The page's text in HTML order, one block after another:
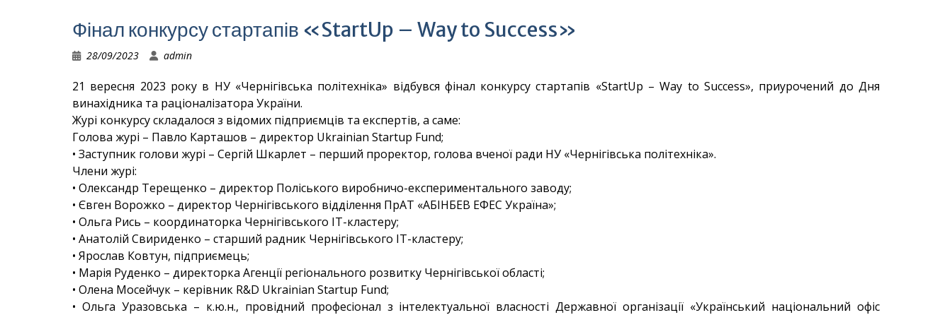
Фінал конкурсу стартапів «StartUp – Way to Success»
28/09/2023 admin
21 вересня 2023 року в НУ «Чернігівська політехніка» відбувся фінал конкурсу стартапів «StartUp – Way to Success», приурочений до Дня
винахідника та раціоналізатора України.
Журі конкурсу складалося з відомих підприємців та експертів, а саме:
Голова журі – Павло Карташов – директор Ukrainian Startup Fund;
• Заступник голови журі – Сергій Шкарлет – перший проректор, голова вченої ради НУ «Чернігівська політехніка».
Члени журі:
• Олександр Терещенко – директор Поліського виробничо-експериментального заводу;
• Євген Ворожко – директор Чернігівського відділення ПрАТ «АБІНБЕВ ЕФЕС Україна»;
• Ольга Рись – координаторка Чернігівського ІТ-кластеру;
• Анатолій Свириденко – старший радник Чернігівського ІТ-кластеру;
• Ярослав Ковтун, підприємець;
• Марія Руденко – директорка Агенції регіонального розвитку Чернігівської області;
• Олена Мосейчук – керівник R&D Ukrainian Startup Fund;
• Ольга Уразовська – к.ю.н., провідний професіонал з інтелектуальної власності Державної організації «Український національний офіс